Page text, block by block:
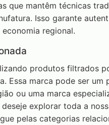
que mantêm técnicas
Isso garante
regional.
produtos filtrados
Essa marca pode ser um
ou uma marca
explorar toda a
pelas categorias